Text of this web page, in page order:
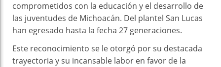
comprometidos con la educación y el desarrollo de
las juventudes de Michoacán. Del plantel San Lucas
han egresado hasta la fecha 27 generaciones.
Este reconocimiento se le otorgó por su destacada
trayectoria y su incansable labor en favor de la